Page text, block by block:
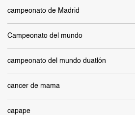
campeonato de Madrid
Campeonato del mundo
campeonato del mundo duatlón
cancer de mama
capape